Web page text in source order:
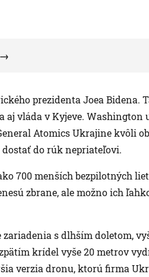
prezidenta Joea Bidena.
vláda v Kyjeve. Washington
Atomics Ukrajine kvôli
do rúk nepriateľovi.
700 menších bezpilotných
zbrane, ale možno ich
s dlhším doletom,
krídel vyše 20 metrov
verzia dronu, ktorú firma